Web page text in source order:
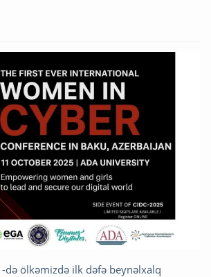
də ölkəmizdə ilk dəfə beynəlxalq